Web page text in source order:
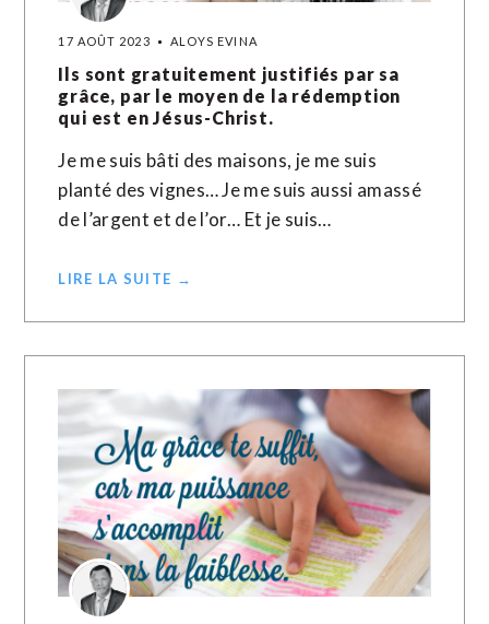
17 AOÛT 2023 ALOYS EVINA
Ils sont gratuitement justifiés par sa
grâce, par le moyen de la rédemption
qui est en Jésus-Christ.
Je me suis bâti des maisons, je me suis
planté des vignes… Je me suis aussi amassé
de l’argent et de l’or… Et je suis…
LIRE LA SUITE →